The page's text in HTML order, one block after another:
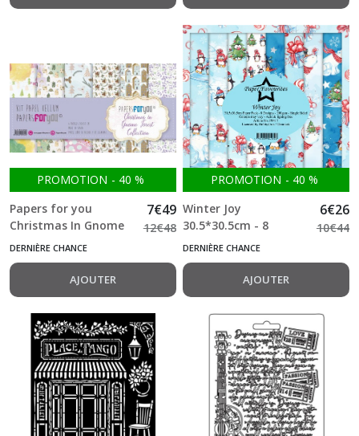
PROMOTION - 40 %
Papers for you
Christmas In Gnome
Forest Vellum Paper
7€49
12€48
DERNIÈRE CHANCE
AJOUTER
PROMOTION - 40 %
Winter Joy
30.5*30.5cm - 8
feuilles Simple face
6€26
10€44
DERNIÈRE CHANCE
AJOUTER